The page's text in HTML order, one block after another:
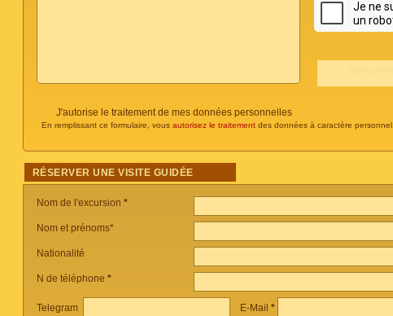
J'autorise le traitement de mes données personnelles
En remplissant ce formulaire, vous autorisez le traitement des données à caractère personnel.
RÉSERVER UNE VISITE GUIDÉE
Nom de l'excursion *
Nom et prénoms*
Nationalité
N de téléphone *
Telegram E-Mail *